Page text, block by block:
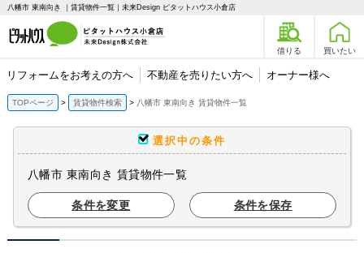
八幡市 東南向き ｜賃貸物件一覧｜未来Design ピタットハウス小倉店
借りる 買いたい
リフォームをお考えの方へ 不動産を売りたい方へ オーナー様へ
TOPページ 賃貸物件検索 八幡市 東南向き 賃貸物件一覧
選択中の条件
八幡市 東南向き 賃貸物件一覧
条件を変更 条件を保存